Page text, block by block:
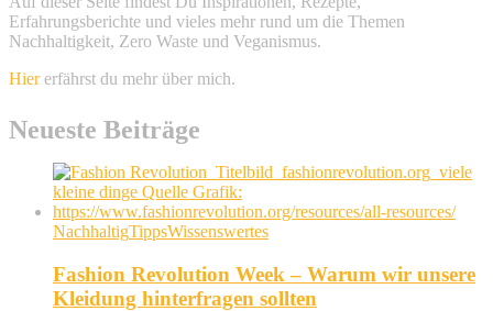
Erfahrungsberichte und vieles mehr rund um die Themen
Nachhaltigkeit, Zero Waste und Veganismus.
Hiererfährst du mehr über mich.
Neueste Beiträge
NachhaltigTippsWissenswertes
Fashion Revolution Week – Warum wir unsere
Kleidung hinterfragen sollten